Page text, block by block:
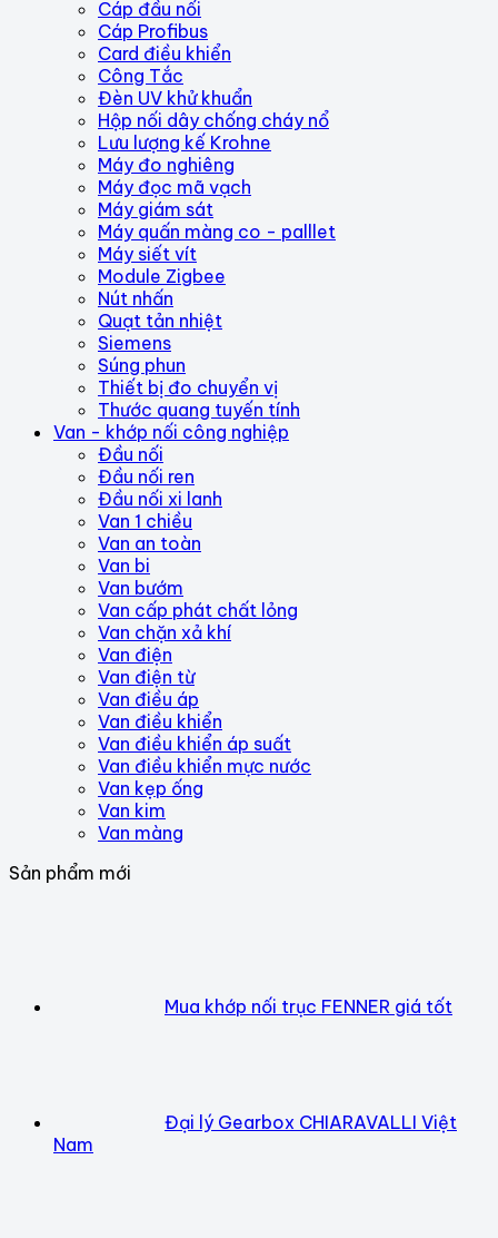
Cáp đầu nối
Cáp Profibus
Card điều khiển
Công Tắc
Đèn UV khử khuẩn
Hộp nối dây chống cháy nổ
Lưu lượng kế Krohne
Máy đo nghiêng
Máy đọc mã vạch
Máy giám sát
Máy quấn màng co - palllet
Máy siết vít
Module Zigbee
Nút nhấn
Quạt tản nhiệt
Siemens
Súng phun
Thiết bị đo chuyển vị
Thước quang tuyến tính
Van - khớp nối công nghiệp
Đầu nối
Đầu nối ren
Đầu nối xi lanh
Van 1 chiều
Van an toàn
Van bi
Van bướm
Van cấp phát chất lỏng
Van chặn xả khí
Van điện
Van điện từ
Van điều áp
Van điều khiển
Van điều khiển áp suất
Van điều khiển mực nước
Van kẹp ống
Van kim
Van màng
Sản phẩm mới
Mua khớp nối trục FENNER giá tốt
Đại lý Gearbox CHIARAVALLI Việt
Nam